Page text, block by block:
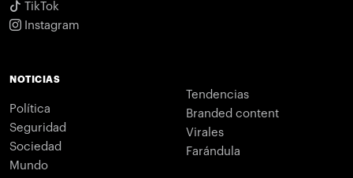
TikTok
Instagram
NOTICIAS
Política
Seguridad
Sociedad
Mundo
Tendencias
Branded content
Virales
Farándula